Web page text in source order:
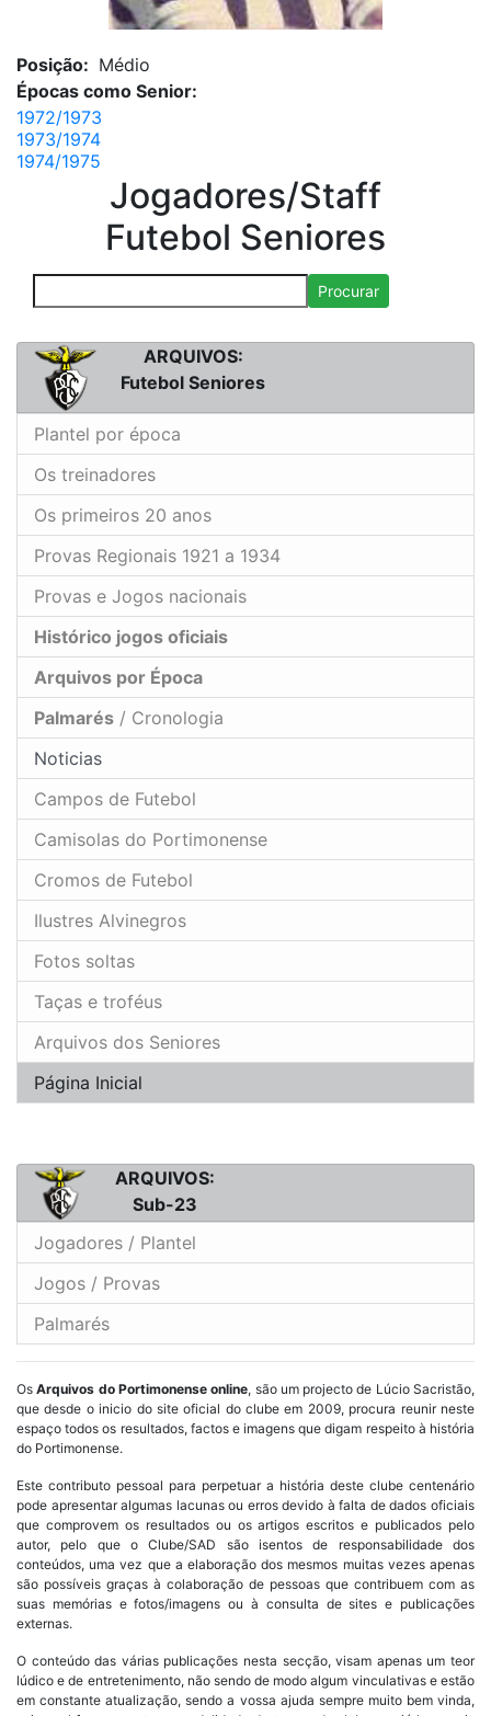
Posição: Médio
Épocas como Senior:
1972/1973
1973/1974
1974/1975
Jogadores/Staff
Futebol Seniores
Procurar
ARQUIVOS:
Futebol Seniores
Plantel por época
Os treinadores
Os primeiros 20 anos
Provas Regionais 1921 a 1934
Provas e Jogos nacionais
Histórico jogos oficiais
Arquivos por Época
Palmarés / Cronologia
Noticias
Campos de Futebol
Camisolas do Portimonense
Cromos de Futebol
Ilustres Alvinegros
Fotos soltas
Taças e troféus
Arquivos dos Seniores
Página Inicial
ARQUIVOS:
Sub-23
Jogadores / Plantel
Jogos / Provas
Palmarés
OsArquivos do Portimonense online, são um projecto de Lúcio Sacristão,
que desde o inicio do site oficial do clube em 2009, procura reunir neste
espaço todos os resultados, factos e imagens que digam respeito à história
do Portimonense.
Este contributo pessoal para perpetuar a história deste clube centenário
pode apresentar algumas lacunas ou erros devido à falta de dados oficiais
que comprovem os resultados ou os artigos escritos e publicados pelo
autor, pelo que o Clube/SAD são isentos de responsabilidade dos
conteúdos, uma vez que a elaboração dos mesmos muitas vezes apenas
são possíveis graças à colaboração de pessoas que contribuem com as
suas memórias e fotos/imagens ou à consulta de sites e publicações
externas.
O conteúdo das várias publicações nesta secção, visam apenas um teor
lúdico e de entretenimento, não sendo de modo algum vinculativas e estão
em constante atualização, sendo a vossa ajuda sempre muito bem vinda,